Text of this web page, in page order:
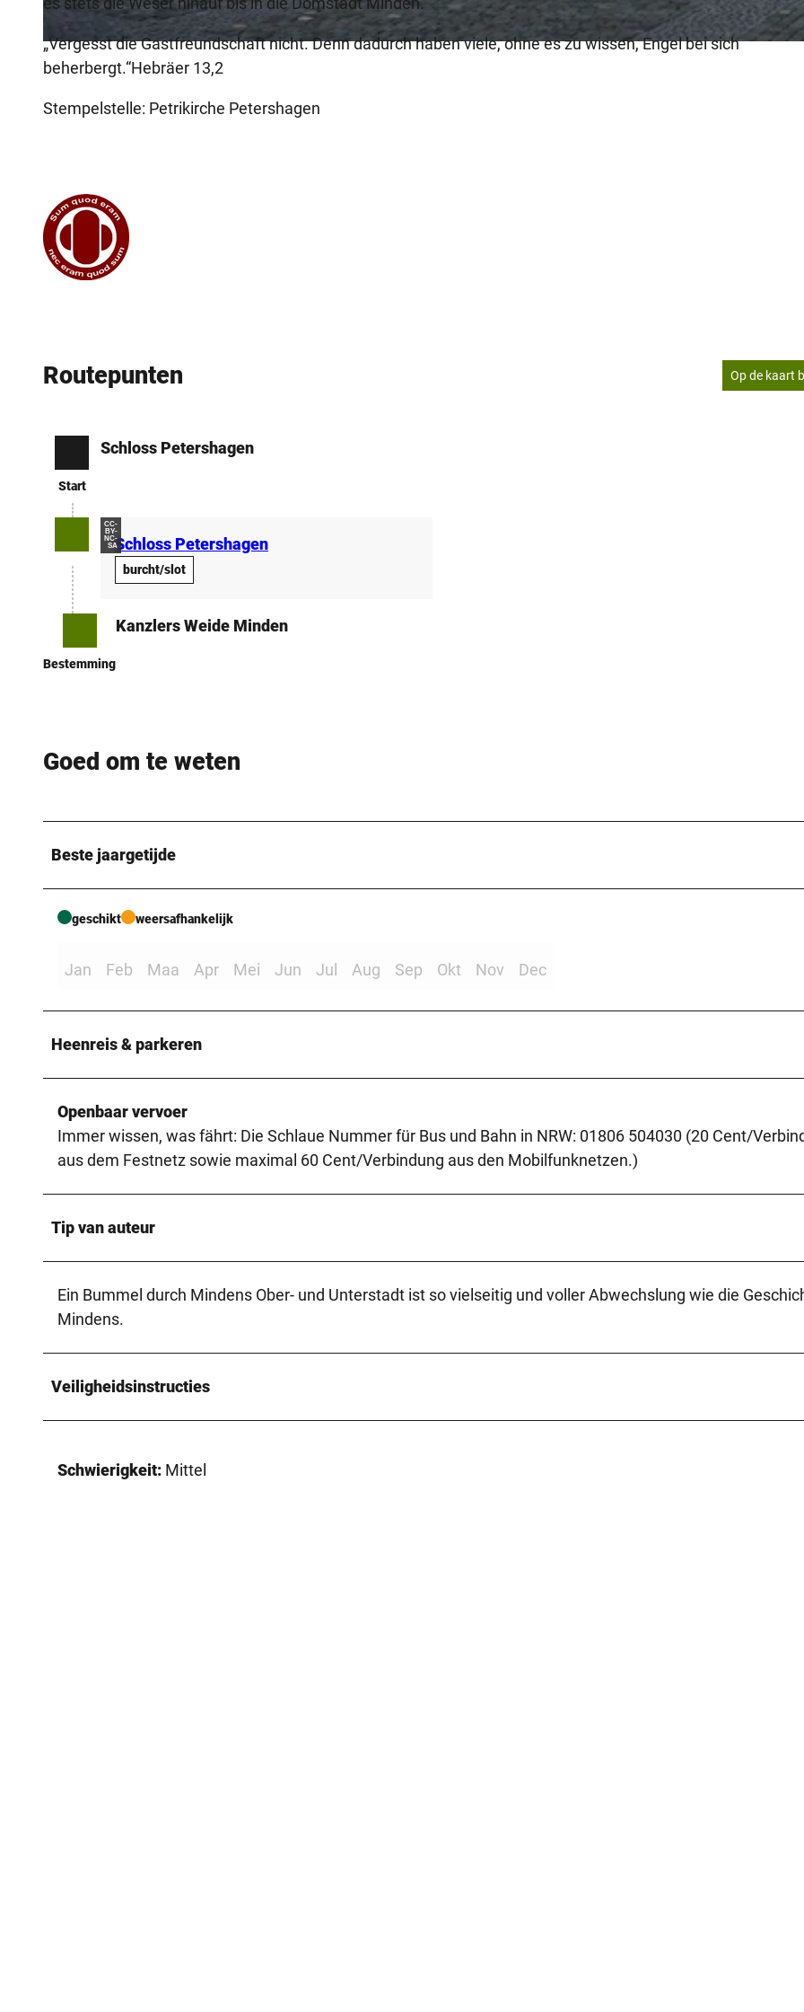
© Unbekannt
„Vergesst die Gastfreundschaft nicht. Denn dadurch haben viele, ohne es zu wissen, Engel bei sich
beherbergt.“Hebräer 13,2
Stempelstelle: Petrikirche Petershagen
Routepunten Op de kaart
Start
Schloss Petershagen
CC-
BY-
NC-
SASchloss Petershagen
burcht/slot
Bestemming
Kanzlers Weide Minden
Goed om te weten
Beste jaargetijde
geschikt weersafhankelijk
Jan Feb Maa Apr Mei Jun Jul Aug Sep Okt Nov Dec
Heenreis & parkeren
Openbaar vervoer
Immer wissen, was fährt: Die Schlaue Nummer für Bus und Bahn in NRW: 01806 504030 (20 Cent/
aus dem Festnetz sowie maximal 60 Cent/Verbindung aus den Mobilfunknetzen.)
Tip van auteur
Ein Bummel durch Mindens Ober- und Unterstadt ist so vielseitig und voller Abwechslung wie die
Mindens.
Veiligheidsinstructies
Schwierigkeit: Mittel